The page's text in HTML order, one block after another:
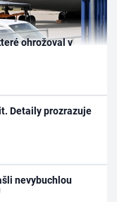
ohrožoval v
Detaily prozrazuje
nevybuchlou